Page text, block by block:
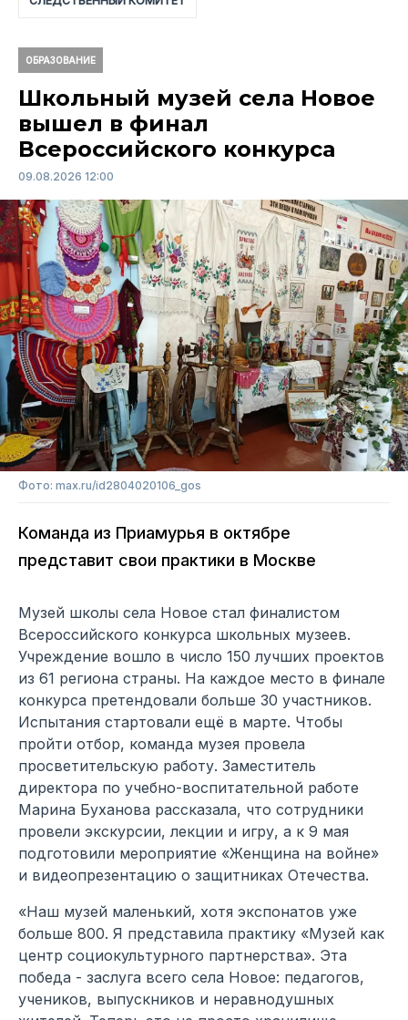
ОБРАЗОВАНИЕ
Школьный музей села Новое
вышел в финал
Всероссийского конкурса
09.08.2026 12:00
Фото: max.ru/id2804020106_gos
Команда из Приамурья в октябре
представит свои практики в Москве
Музей школы села Новое стал финалистом
Всероссийского конкурса школьных музеев.
Учреждение вошло в число 150 лучших проектов
из 61 региона страны. На каждое место в финале
конкурса претендовали больше 30 участников.
Испытания стартовали ещё в марте. Чтобы
пройти отбор, команда музея провела
просветительскую работу. Заместитель
директора по учебно-воспитательной работе
Марина Буханова рассказала, что сотрудники
провели экскурсии, лекции и игру, а к 9 мая
подготовили мероприятие «Женщина на войне»
и видеопрезентацию о защитниках Отечества.
«Наш музей маленький, хотя экспонатов уже
больше 800. Я представила практику «Музей как
центр социокультурного партнерства». Эта
победа - заслуга всего села Новое: педагогов,
учеников, выпускников и неравнодушных